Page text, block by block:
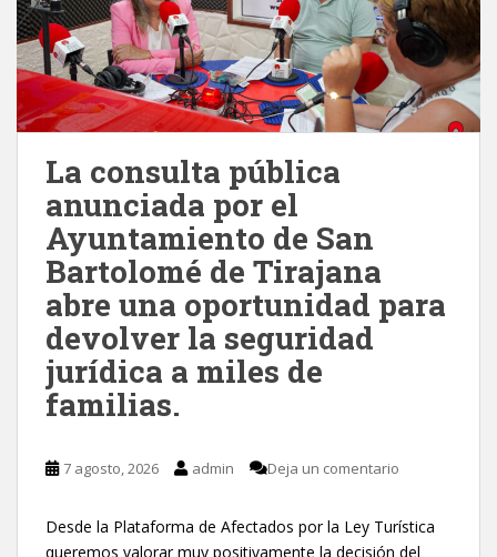
La consulta pública
anunciada por el
Ayuntamiento de San
Bartolomé de Tirajana
abre una oportunidad para
devolver la seguridad
jurídica a miles de
familias.
7 agosto, 2026 admin Deja un comentario
Desde la Plataforma de Afectados por la Ley Turística
queremos valorar muy positivamente la decisión del